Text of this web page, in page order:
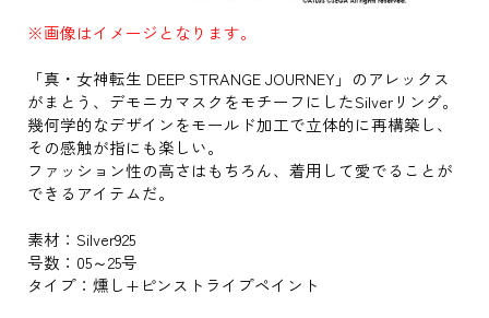
※画像はイメージとなります。
「真・女神転生 DEEP STRANGE JOURNEY」のアレックス
がまとう、デモニカマスクをモチーフにしたSilverリング。
幾何学的なデザインをモールド加工で立体的に再構築し、
その感触が指にも楽しい。
ファッション性の高さはもちろん、着用して愛でることが
できるアイテムだ。
素材：Silver925
号数：05～25号
タイプ：燻し+ピンストライプペイント